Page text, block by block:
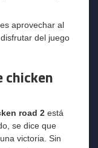
aprovechar al
del juego
chicken
road 2 está
se dice que
victoria. Sin